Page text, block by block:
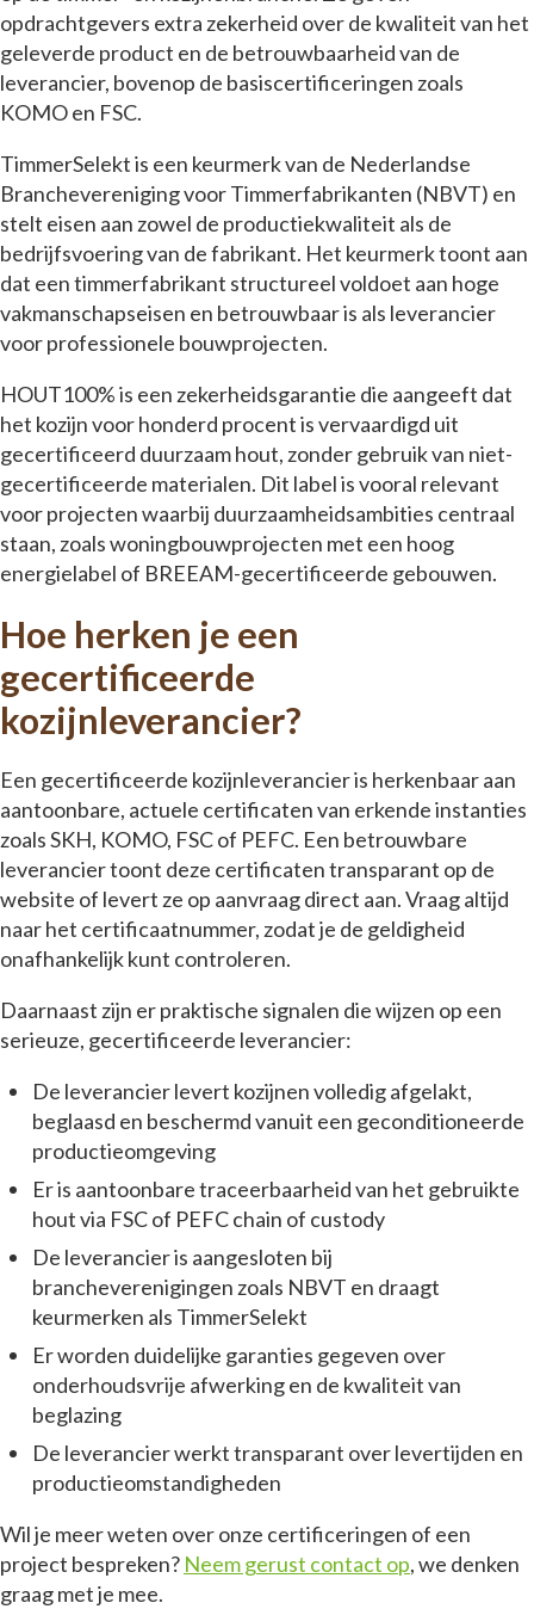
opdrachtgevers extra zekerheid over de kwaliteit van het
geleverde product en de betrouwbaarheid van de
leverancier, bovenop de basiscertificeringen zoals
KOMO en FSC.
TimmerSelekt is een keurmerk van de Nederlandse
Branchevereniging voor Timmerfabrikanten (NBVT) en
stelt eisen aan zowel de productiekwaliteit als de
bedrijfsvoering van de fabrikant. Het keurmerk toont aan
dat een timmerfabrikant structureel voldoet aan hoge
vakmanschapseisen en betrouwbaar is als leverancier
voor professionele bouwprojecten.
HOUT100% is een zekerheidsgarantie die aangeeft dat
het kozijn voor honderd procent is vervaardigd uit
gecertificeerd duurzaam hout, zonder gebruik van niet-
gecertificeerde materialen. Dit label is vooral relevant
voor projecten waarbij duurzaamheidsambities centraal
staan, zoals woningbouwprojecten met een hoog
energielabel of BREEAM-gecertificeerde gebouwen.
Hoe herken je een
gecertificeerde
kozijnleverancier?
Een gecertificeerde kozijnleverancier is herkenbaar aan
aantoonbare, actuele certificaten van erkende instanties
zoals SKH, KOMO, FSC of PEFC. Een betrouwbare
leverancier toont deze certificaten transparant op de
website of levert ze op aanvraag direct aan. Vraag altijd
naar het certificaatnummer, zodat je de geldigheid
onafhankelijk kunt controleren.
Daarnaast zijn er praktische signalen die wijzen op een
serieuze, gecertificeerde leverancier:
De leverancier levert kozijnen volledig afgelakt,
beglaasd en beschermd vanuit een geconditioneerde
productieomgeving
Er is aantoonbare traceerbaarheid van het gebruikte
hout via FSC of PEFC chain of custody
De leverancier is aangesloten bij
brancheverenigingen zoals NBVT en draagt
keurmerken als TimmerSelekt
Er worden duidelijke garanties gegeven over
onderhoudsvrije afwerking en de kwaliteit van
beglazing
De leverancier werkt transparant over levertijden en
productieomstandigheden
Wil je meer weten over onze certificeringen of een
project bespreken? Neem gerust contact op, we denken
graag met je mee.